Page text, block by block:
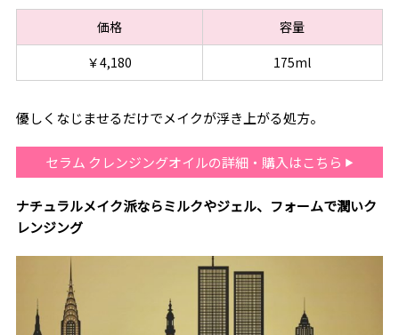
価格
容量
￥4,180
175ml
優しくなじませるだけでメイクが浮き上がる処方。
セラム クレンジングオイルの詳細・購入はこちら
ナチュラルメイク派ならミルクやジェル、フォームで潤いク
レンジング